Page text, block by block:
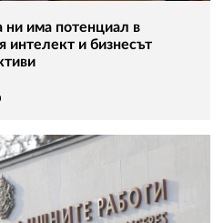
ни има потенциал в
интелект и бизнесът